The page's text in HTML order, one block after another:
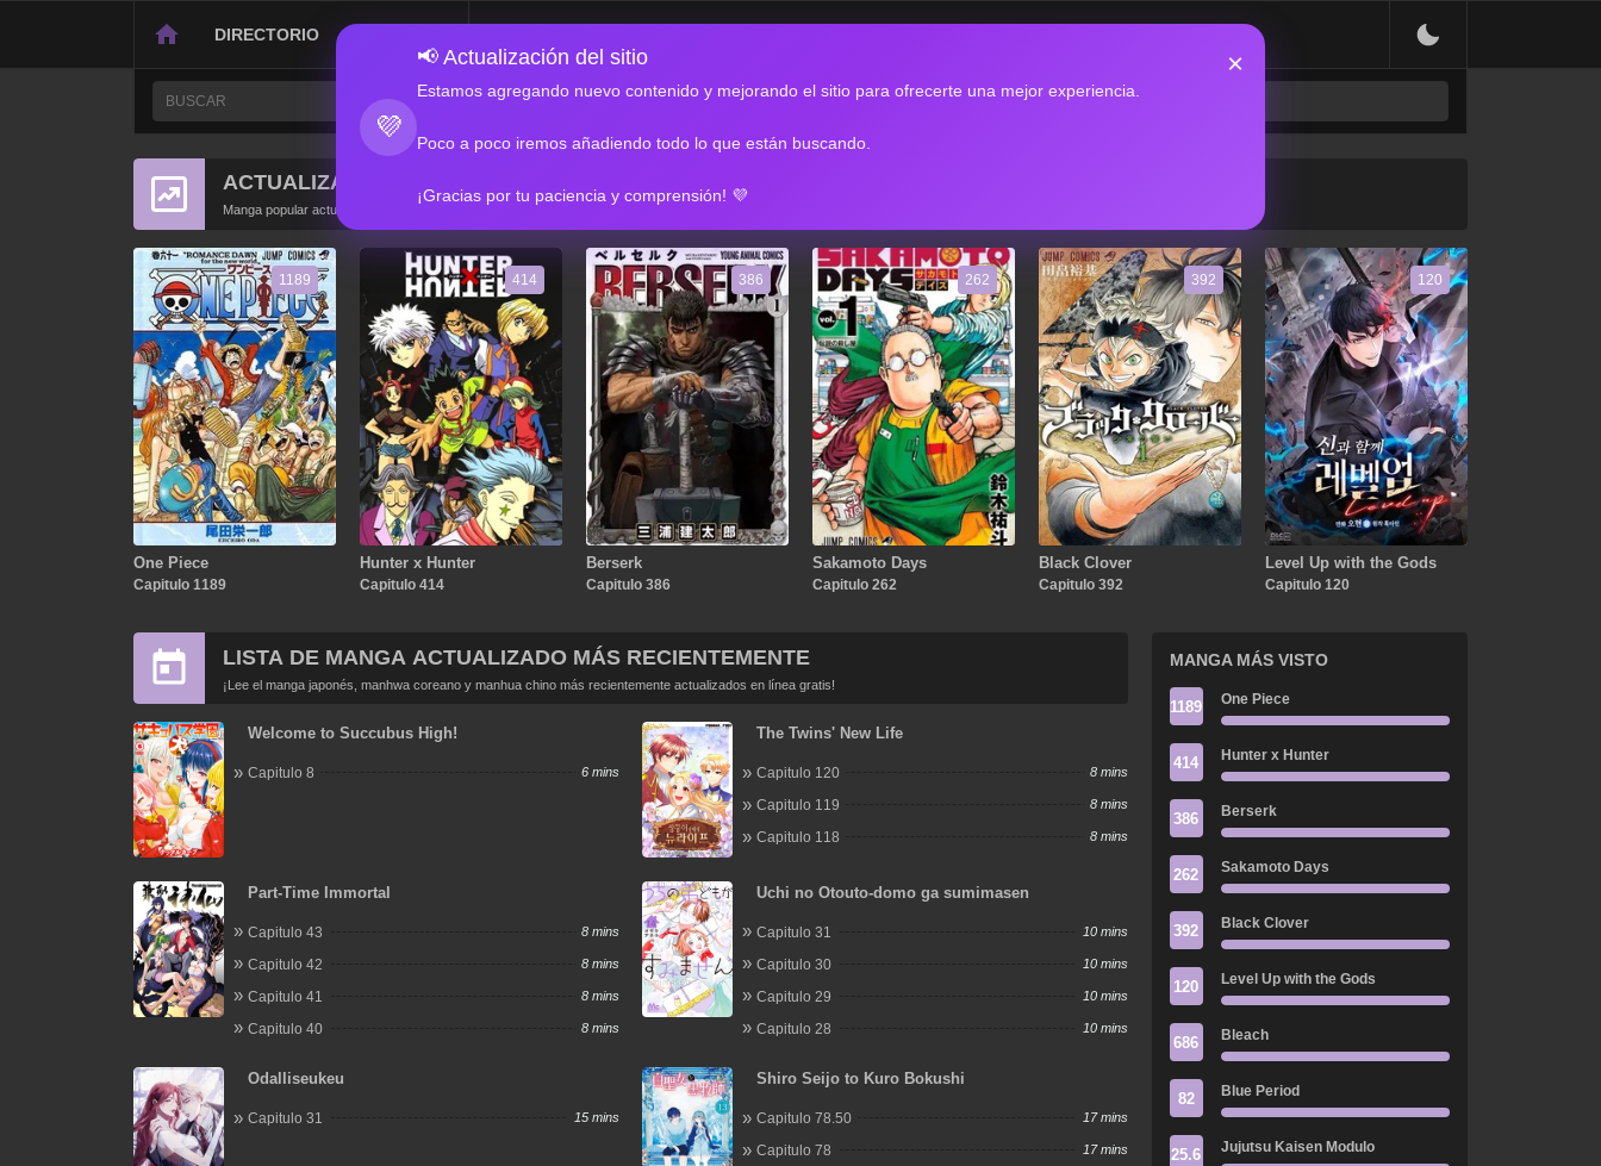
DIRECTORIO
💜
📢 Actualización del sitio
Estamos agregando nuevo contenido y mejorando el sitio para ofrecerte una mejor experiencia.
Poco a poco iremos añadiendo todo lo que están buscando.
¡Gracias por tu paciencia y comprensión! 💜
×
ACTUALIZACIONES POPULARES
Manga popular actualizado recientemente
1189
One Piece
Capitulo 1189
414
Hunter x Hunter
Capitulo 414
386
Berserk
Capitulo 386
262
Sakamoto Days
Capitulo 262
392
Black Clover
Capitulo 392
120
Level Up with the Gods
Capitulo 120
LISTA DE MANGA ACTUALIZADO MÁS RECIENTEMENTE
¡Lee el manga japonés, manhwa coreano y manhua chino más recientemente actualizados en línea gratis!
Welcome to Succubus High!
Capitulo 8 6 mins
The Twins' New Life
Capitulo 120 8 mins
Capitulo 119 8 mins
Capitulo 118 8 mins
Part-Time Immortal
Capitulo 43 8 mins
Capitulo 42 8 mins
Capitulo 41 8 mins
Capitulo 40 8 mins
Uchi no Otouto-domo ga sumimasen
Capitulo 31 10 mins
Capitulo 30 10 mins
Capitulo 29 10 mins
Capitulo 28 10 mins
Odalliseukeu
Capitulo 31 15 mins
Shiro Seijo to Kuro Bokushi
Capitulo 78.50 17 mins
Capitulo 78 17 mins
MANGA MÁS VISTO
1189 One Piece
414 Hunter x Hunter
386 Berserk
262 Sakamoto Days
392 Black Clover
120 Level Up with the Gods
686 Bleach
82 Blue Period
25.6 Jujutsu Kaisen Modulo